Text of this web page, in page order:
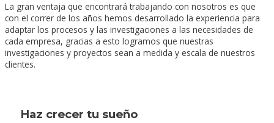
La gran ventaja que encontrará trabajando con nosotros es que
con el correr de los años hemos desarrollado la experiencia para
adaptar los procesos y las investigaciones a las necesidades de
cada empresa, gracias a esto logramos que nuestras
investigaciones y proyectos sean a medida y escala de nuestros
clientes.
Haz crecer tu sueño